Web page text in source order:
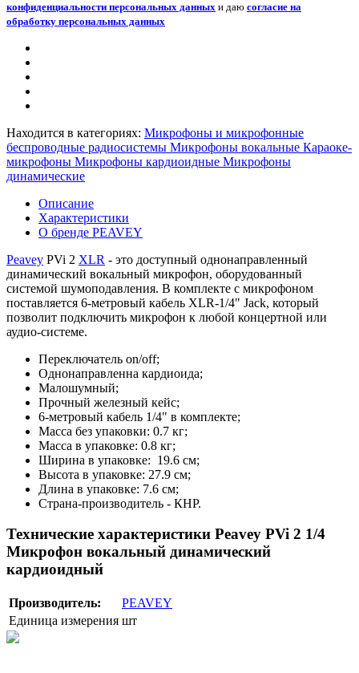
конфиденциальности персональных данных и даю согласие на
обработку персональных данных
Находится в категориях: Микрофоны и микрофонные
беспроводные радиосистемы Микрофоны вокальные Караоке-
микрофоны Микрофоны кардиоидные Микрофоны
динамические
Описание
Характеристики
О бренде PEAVEY
Peavey PVi 2 XLR - это доступный однонаправленный
динамический вокальный микрофон, оборудованный
системой шумоподавления. В комплекте с микрофоном
поставляется 6-метровый кабель XLR-1/4" Jack, который
позволит подключить микрофон к любой концертной или
аудио-системе.
Переключатель on/off;
Однонаправленна кардиоида;
Малошумный;
Прочный железный кейс;
6-метровый кабель 1/4" в комплекте;
Масса без упаковки: 0.7 кг;
Масса в упаковке: 0.8 кг;
Ширина в упаковке: 19.6 см;
Высота в упаковке: 27.9 см;
Длина в упаковке: 7.6 см;
Страна-производитель - КНР.
Технические характеристики Peavey PVi 2 1/4
Микрофон вокальный динамический
кардиоидный
Производитель:
PEAVEY
Единица измерения шт